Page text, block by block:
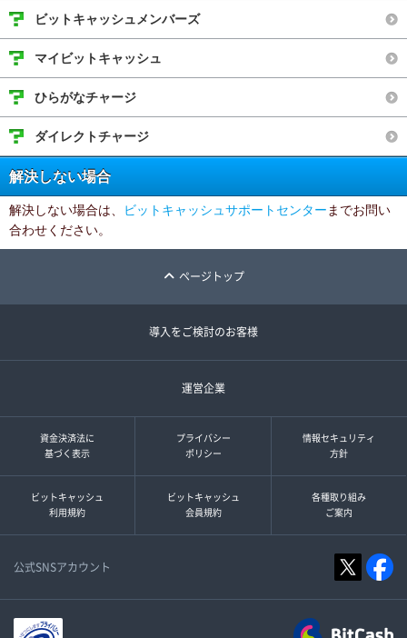
ビットキャッシュメンバーズ
マイビットキャッシュ
ひらがなチャージ
ダイレクトチャージ
解決しない場合
解決しない場合は、 ビットキャッシュサポートセンター までお問い
合わせください。
ページトップ
導入をご検討のお客様
運営企業
資金決済法に
基づく表示
プライバシー
ポリシー
情報セキュリティ
方針
ビットキャッシュ
利用規約
ビットキャッシュ
会員規約
各種取り組み
ご案内
公式SNSアカウント